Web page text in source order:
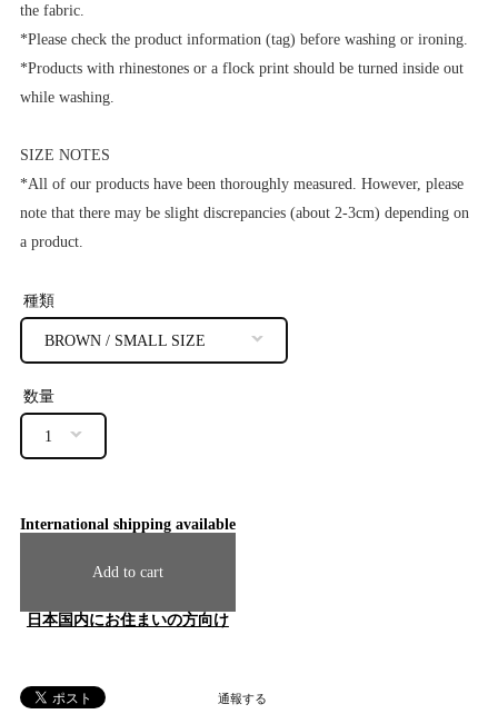
the fabric.
*Please check the product information (tag) before washing or ironing.
*Products with rhinestones or a flock print should be turned inside out
while washing.
SIZE NOTES
*All of our products have been thoroughly measured. However, please
note that there may be slight discrepancies (about 2-3cm) depending on
a product.
種類
数量
International shipping available
Add to cart
日本国内にお住まいの方向け
通報する